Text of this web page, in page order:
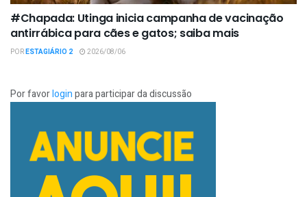
#Chapada: Utinga inicia campanha de vacinação
antirrábica para cães e gatos; saiba mais
PORESTAGIÁRIO 2 2026/08/06
Por favorloginpara participar da discussão